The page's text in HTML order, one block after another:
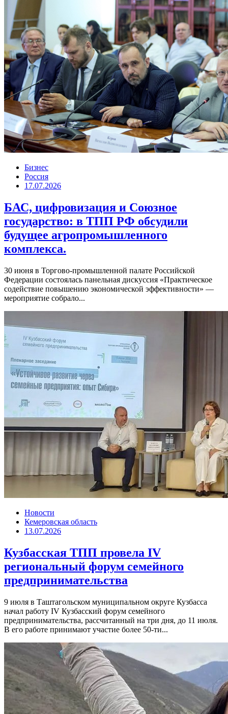
Бизнес
Россия
17.07.2026
БАС, цифровизация и Союзное
государство: в ТПП РФ обсудили
будущее агропромышленного
комплекса.
30 июня в Торгово-промышленной палате Российской
Федерации состоялась панельная дискуссия «Практическое
содействие повышению экономической эффективности» —
мероприятие собрало...
Новости
Кемеровская область
13.07.2026
Кузбасская ТПП провела IV
региональный форум семейного
предпринимательства
9 июля в Таштагольском муниципальном округе Кузбасса
начал работу IV Кузбасский форум семейного
предпринимательства, рассчитанный на три дня, до 11 июля.
В его работе принимают участие более 50-ти...